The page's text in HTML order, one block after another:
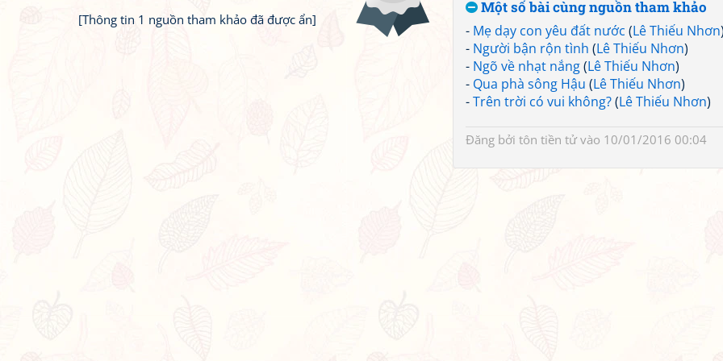
Một số bài cùng nguồn tham khảo
- Mẹ dạy con yêu đất nước (Lê Thiếu Nhơn
- Người bận rộn tình (Lê Thiếu Nhơn)
- Ngõ về nhạt nắng(Lê Thiếu Nhơn)
- Qua phà sông Hậu (Lê Thiếu Nhơn)
-Trên trời có vui không?(Lê Thiếu Nhơn)
Đăng bởi tôn tiền tửvào 10/01/2016 00:04
[Thông tin 1 nguồn tham khảo đã được ẩn]